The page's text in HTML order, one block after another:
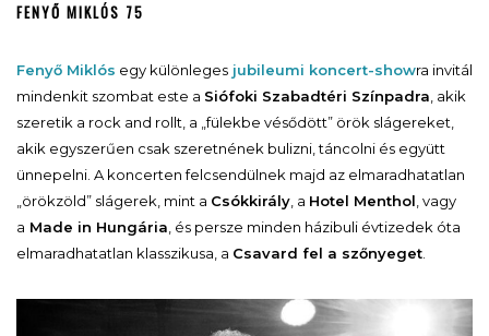
FENYŐ MIKLÓS 75
Fenyő Miklós egy különleges jubileumi koncert-showra invitál
mindenkit szombat este a Siófoki Szabadtéri Színpadra , akik
szeretik a rock and rollt, a „fülekbe vésődött” örök slágereket,
akik egyszerűen csak szeretnének bulizni, táncolni és együtt
ünnepelni. A koncerten felcsendülnek majd az elmaradhatatlan
„örökzöld” slágerek, mint a Csókkirály , a Hotel Menthol , vagy
a Made in Hungária , és persze minden házibuli évtizedek óta
elmaradhatatlan klasszikusa, a Csavard fel a szőnyeget